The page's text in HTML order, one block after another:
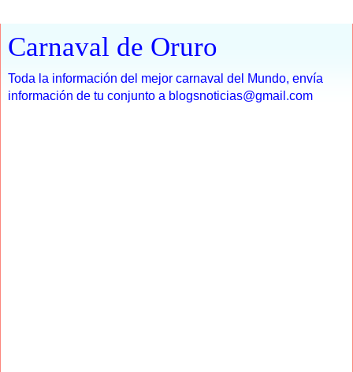
Carnaval de Oruro
Toda la información del mejor carnaval del Mundo, envía
información de tu conjunto a blogsnoticias@gmail.com